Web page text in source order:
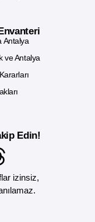
Antalya
ve Antalya
Edin!
izinsiz,